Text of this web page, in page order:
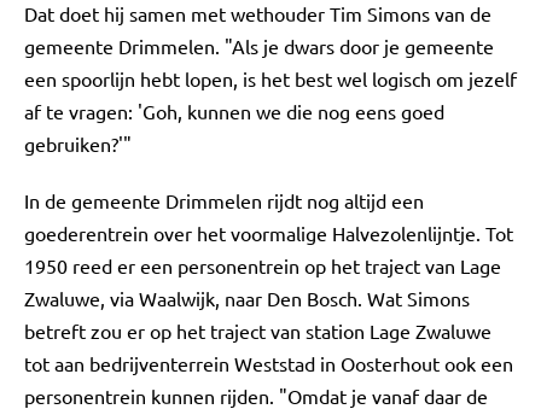
Dat doet hij samen met wethouder Tim Simons van de
gemeente Drimmelen. "Als je dwars door je gemeente
een spoorlijn hebt lopen, is het best wel logisch om jezelf
af te vragen: 'Goh, kunnen we die nog eens goed
gebruiken?'"
In de gemeente Drimmelen rijdt nog altijd een
goederentrein over het voormalige Halvezolenlijntje. Tot
1950 reed er een personentrein op het traject van Lage
Zwaluwe, via Waalwijk, naar Den Bosch. Wat Simons
betreft zou er op het traject van station Lage Zwaluwe
tot aan bedrijventerrein Weststad in Oosterhout ook een
personentrein kunnen rijden. "Omdat je vanaf daar de